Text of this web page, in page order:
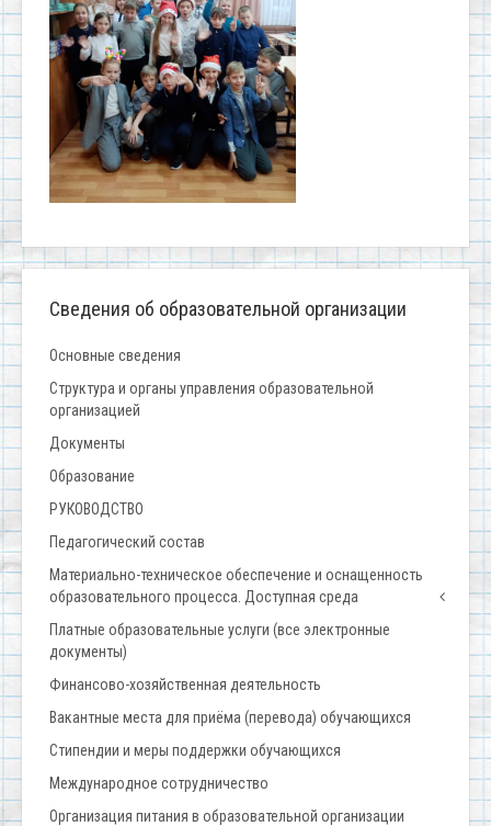
Сведения об образовательной организации
Основные сведения
Структура и органы управления образовательной
организацией
Документы
Образование
РУКОВОДСТВО
Педагогический состав
Материально-техническое обеспечение и оснащенность
образовательного процесса. Доступная среда
Платные образовательные услуги (все электронные
документы)
Финансово-хозяйственная деятельность
Вакантные места для приёма (перевода) обучающихся
Стипендии и меры поддержки обучающихся
Международное сотрудничество
Организация питания в образовательной организации